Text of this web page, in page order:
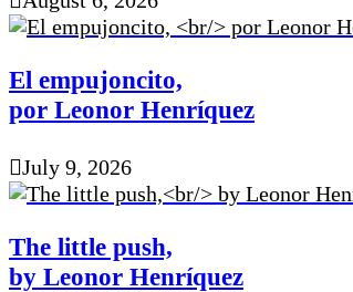
El empujoncito,
por Leonor Henríquez
July 9, 2026
The little push,
by Leonor Henríquez